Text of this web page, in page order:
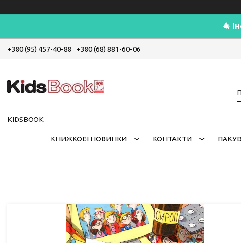
🎄
+380 (95) 457-40-88 +380 (68) 881-60-06
KIDSBOOK
КНИЖКОВІ НОВИНКИ КОНТАКТИ